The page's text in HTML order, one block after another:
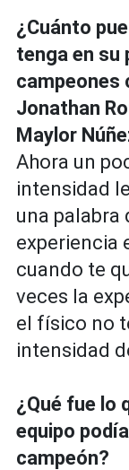
¿Cuánto
tenga en su
campeones
Jonathan
Maylor
Ahora un
intensidad
una palabra
experiencia
cuando te
veces la
el físico no
intensidad
¿Qué fue lo
equipo
campeón?